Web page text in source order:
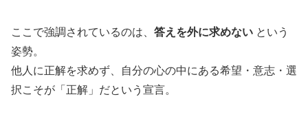
ここで強調されているのは、 答えを外に求めない という
姿勢。
他人に正解を求めず、自分の心の中にある希望・意志・選
択こそが「正解」だという宣言。